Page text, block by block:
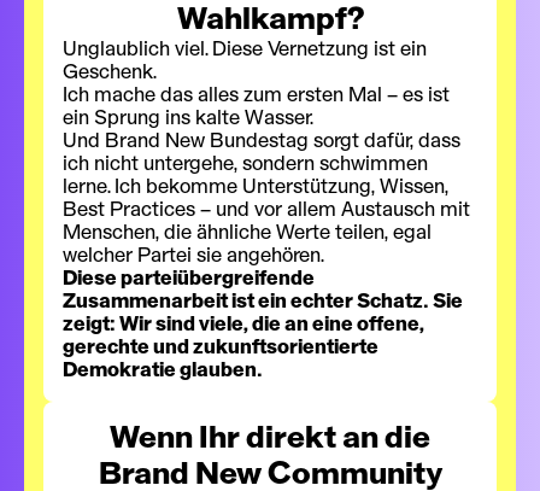
Wahlkampf?
Unglaublich viel. Diese Vernetzung ist ein
Geschenk.
Ich mache das alles zum ersten Mal – es ist
ein Sprung ins kalte Wasser.
Und Brand New Bundestag sorgt dafür, dass
ich nicht untergehe, sondern schwimmen
lerne. Ich bekomme Unterstützung, Wissen,
Best Practices – und vor allem Austausch mit
Menschen, die ähnliche Werte teilen, egal
welcher Partei sie angehören.
Diese parteiübergreifende
Zusammenarbeit ist ein echter Schatz. Sie
zeigt: Wir sind viele, die an eine offene,
gerechte und zukunftsorientierte
Demokratie glauben.
Wenn Ihr direkt an die
Brand New Community